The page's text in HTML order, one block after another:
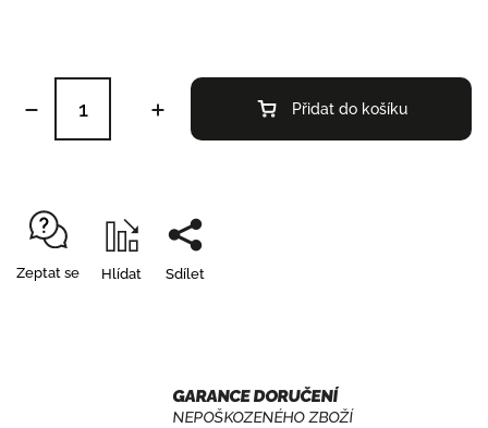
Přidat do košíku
Zeptat se Hlídat Sdílet
GARANCE DORUČENÍ
NEPOŠKOZENÉHO ZBOŽÍ